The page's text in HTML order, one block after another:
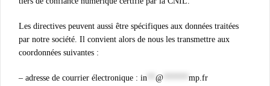
Les directives peuvent aussi être spécifiques aux données traitées
par notre société. Il convient alors de nous les transmettre aux
coordonnées suivantes :
– adresse de courrier électronique : in @
mp.fr